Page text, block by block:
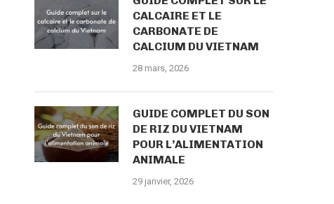
CALCAIRE ET LE
CARBONATE DE
CALCIUM DU VIETNAM
28 mars, 2026
GUIDE COMPLET DU SON
DE RIZ DU VIETNAM
POUR L’ALIMENTATION
ANIMALE
29 janvier, 2026